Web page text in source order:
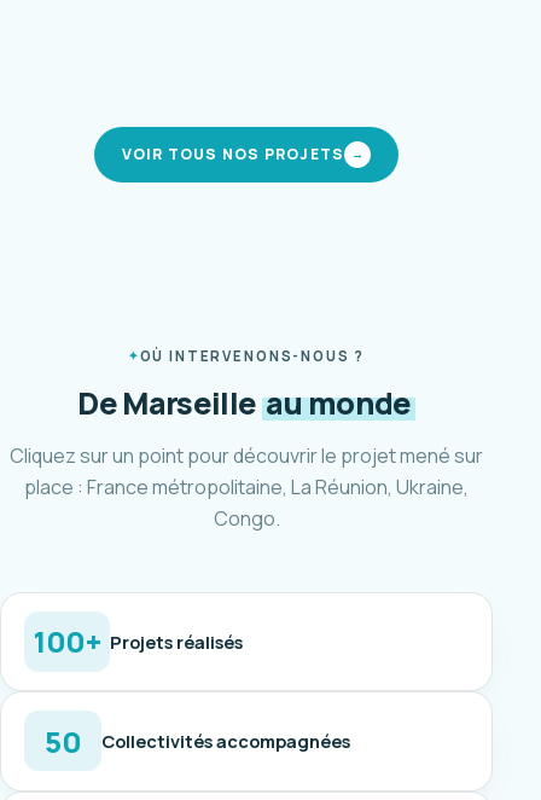
VOIR TOUS NOS PROJETS →
OÙ INTERVENONS-NOUS ?
De Marseille au monde
Cliquez sur un point pour découvrir le projet mené sur
place : France métropolitaine, La Réunion, Ukraine,
Congo.
100+ Projets réalisés
50 Collectivités accompagnées